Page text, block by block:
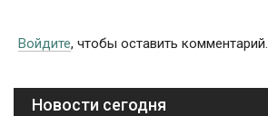
Войдите, чтобы оставить комментарий.
Новости сегодня